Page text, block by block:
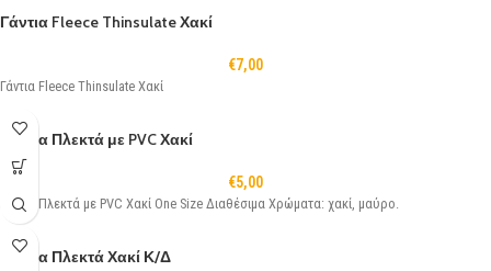
Γάντια Fleece Thinsulate Χακί
€7,00
Γάντια Fleece Thinsulate Χακί
Γάντια Πλεκτά με PVC Χακί
€5,00
Γάντια Πλεκτά με PVC Χακί One Size Διαθέσιμα Χρώματα: χακί, μαύρο.
Γάντια Πλεκτά Χακί Κ/Δ